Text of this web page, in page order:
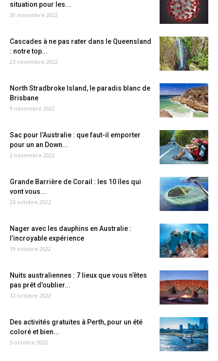
situation pour les...
30 novembre 2022
Cascades à ne pas rater dans le Queensland
: notre top...
23 novembre 2022
North Stradbroke Island, le paradis blanc de
Brisbane
9 novembre 2022
Sac pour l’Australie : que faut-il emporter
pour un an Down...
2 novembre 2022
Grande Barrière de Corail : les 10 îles qui
vont vous...
26 octobre 2022
Nager avec les dauphins en Australie :
l’incroyable expérience
19 octobre 2022
Nuits australiennes : 7 lieux que vous n’êtes
pas prêt d’oublier...
12 octobre 2022
Des activités gratuites à Perth, pour un été
coloré et bien...
5 octobre 2022